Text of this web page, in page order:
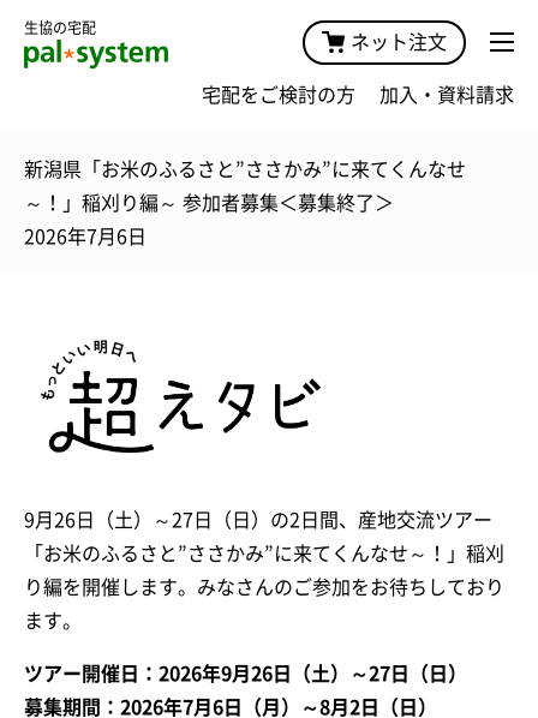
生協の宅配
ネット注文
宅配をご検討の方 加入・資料請求
新潟県「お米のふるさと”ささかみ”に来てくんなせ
～！」稲刈り編～ 参加者募集＜募集終了＞
2026年7月6日
9月26日（土）～27日（日）の2日間、産地交流ツアー
「お米のふるさと”ささかみ”に来てくんなせ～！」稲刈
り編を開催します。みなさんのご参加をお待ちしており
ます。
ツアー開催日：2026年9月26日（土）～27日（日）
募集期間：2026年7月6日（月）～8月2日（日）